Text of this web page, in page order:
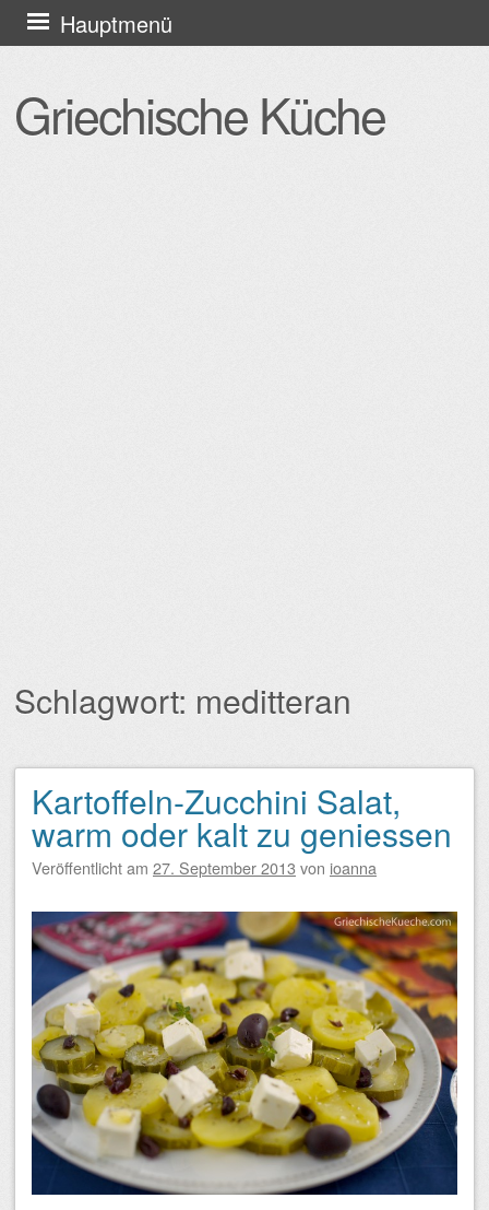
Griechische Küche
Hauptmenü
Zum
Inhalt
Schlagwort: meditteran
Beitragsnavigation
Kartoffeln-Zucchini Salat,
warm oder kalt zu geniessen
Veröffentlicht am 27. September 2013 von ioanna